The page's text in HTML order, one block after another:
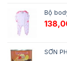
Bộ
SƠN